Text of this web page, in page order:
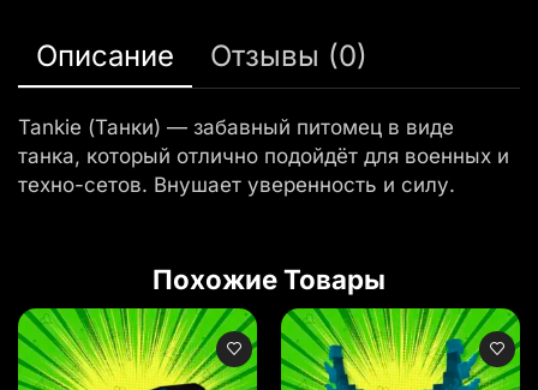
Описание Отзывы (0)
Tankie (Танки) — забавный питомец в виде
танка, который отлично подойдёт для военных и
техно-сетов. Внушает уверенность и силу.
Похожие Товары